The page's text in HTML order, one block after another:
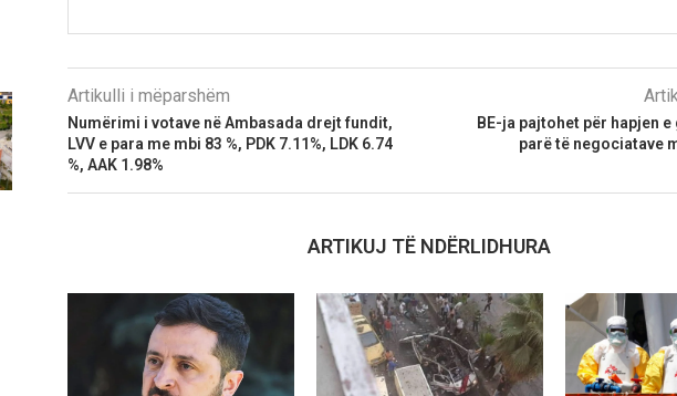
Artikulli i mëparshëm
Numërimi i votave në Ambasada drejt fundit,
LVV e para me mbi 83 %, PDK 7.11%, LDK 6.74
%, AAK 1.98%
BE-ja pajtohet për hapjen
parë të negociatave
ARTIKUJ TË NDËRLIDHURA